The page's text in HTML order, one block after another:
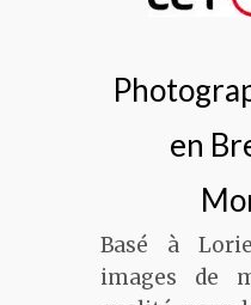
en
Basé à
images de